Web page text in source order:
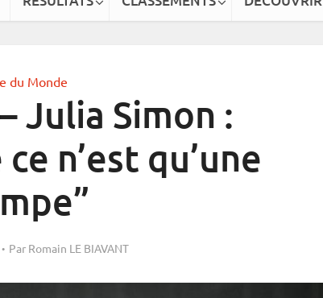
du Monde
Julia Simon :
n’est qu’une
Par Romain LE BIAVANT